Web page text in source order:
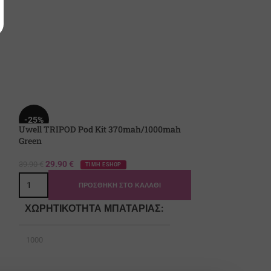
-25%
Uwell TRIPOD Pod Kit 370mah/1000mah
Green
29.90 € ΤΙΜΗ ESHOP
ΠΡΟΣΘΉΚΗ ΣΤΟ ΚΑΛΆΘΙ
ΧΩΡΗΤΙΚΌΤΗΤΑ ΜΠΑΤΑΡΊΑΣ
1000